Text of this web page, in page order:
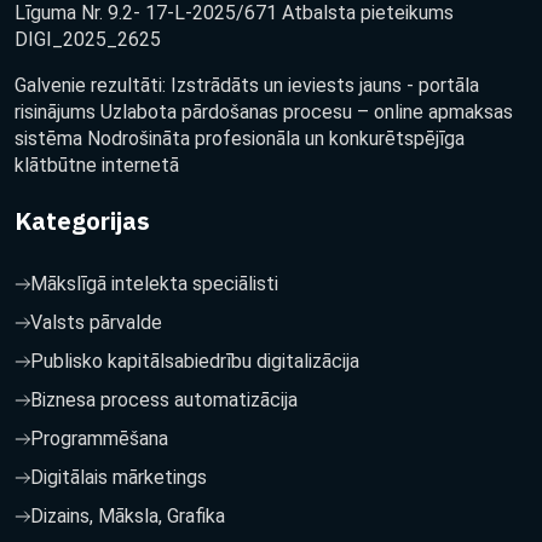
Līguma Nr. 9.2- 17-L-2025/671 Atbalsta pieteikums
DIGI_2025_2625
Galvenie rezultāti: Izstrādāts un ieviests jauns - portāla
risinājums Uzlabota pārdošanas procesu – online apmaksas
sistēma Nodrošināta profesionāla un konkurētspējīga
klātbūtne internetā
Kategorijas
Mākslīgā intelekta speciālisti
Valsts pārvalde
Publisko kapitālsabiedrību digitalizācija
Biznesa process automatizācija
Programmēšana
Digitālais mārketings
Dizains, Māksla, Grafika